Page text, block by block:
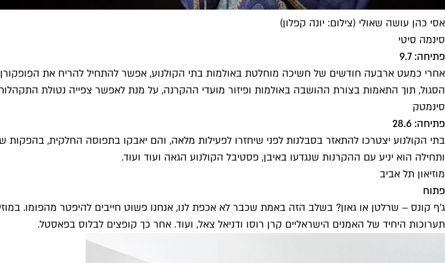
אסי כהן עושה שאולי (צילום: יונה קפלון)
סינמה סיטי
פתיחה: 9.7
אחרי כמעט ארבעה חודשים של חשיכה מוחלטת באולמות בתי הקולנוע, אפשר להתחיל להריח את
הסגול, תוך התאמות בצורת ההושבה באולמות ופיזור מועדי ההקרנה, על מנת לאפשר צפייה נטולת
סינמטק
פתיחה: 28.6
בתי הקולנוע יצטרכו להתאזר בסבלנות לפני שיחזרו לפעילות מלאה, והם יאבקו בתפוסה החלקית,
ותחילה הוא יניע עם ההקרנות שנגדעו באיבן, פסטיבל הקולנוע הגאה ועוד ועוד.
מוזיאון תל אביב
פתוח
ג'ף קונס – שרלטן או גאון? בשלב הזה באמת שכבר לא אכפת לנו, אנחנו פשוט חייבים להיפטר מהפומו.
תערוכות היחיד של האמנים הישראליים קרן רוסו ודניאל צאל, ועוד. אחר כך קופצים לבלוס בפאסטל.